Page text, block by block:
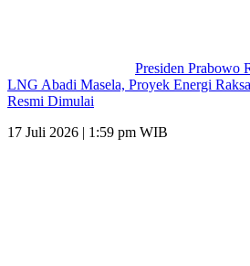
Presiden Prabowo
LNG Abadi Masela, Proyek Energi
Resmi Dimulai
17 Juli 2026 | 1:59 pm WIB